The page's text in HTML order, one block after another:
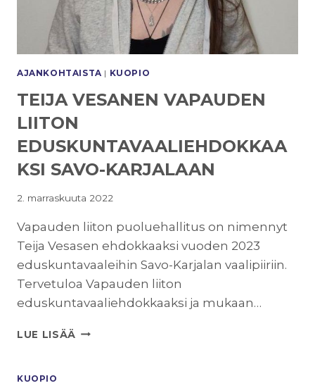
AJANKOHTAISTA | KUOPIO
TEIJA VESANEN VAPAUDEN
LIITON
EDUSKUNTAVAALIEHDOKKAA
KSI SAVO-KARJALAAN
2. marraskuuta 2022
Vapauden liiton puoluehallitus on nimennyt
Teija Vesasen ehdokkaaksi vuoden 2023
eduskuntavaaleihin Savo-Karjalan vaalipiiriin.
Tervetuloa Vapauden liiton
eduskuntavaaliehdokkaaksi ja mukaan…
LUE LISÄÄ TEIJA
KUOPIO